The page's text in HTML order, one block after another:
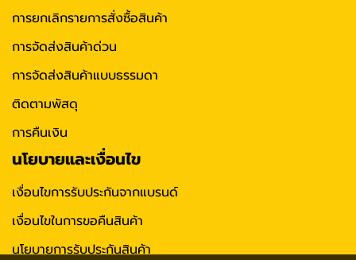
การยกเลิกรายการสั่งซื้อสินค้า
การจัดส่งสินค้าด่วน
การจัดส่งสินค้าแบบธรรมดา
ติดตามพัสดุ
การคืนเงิน
นโยบายและเงื่อนไข
เงื่อนไขการรับประกันจากแบรนด์
เงื่อนไขในการขอคืนสินค้า
นโยบายการรับประกันสินค้า